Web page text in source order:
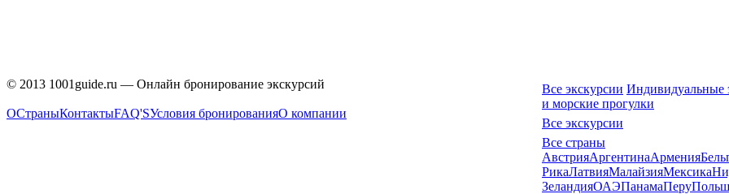
Все экскурсии Индивидуальные
и морские прогулки
Все экскурсии
Все страны
АвстрияАргентинаАрмения
РикаЛатвияМалайзияМексика
ЗеландияОАЭПанамаПеру
© 2013 1001guide.ru — Онлайн бронирование экскурсий
ОСтраныКонтактыFAQ'SУсловия бронированияО компании